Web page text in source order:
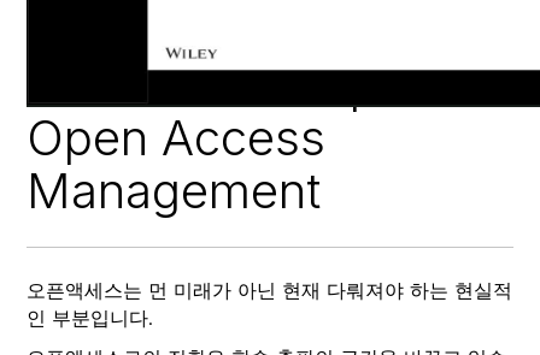
Open Access Trends
and How to Improve
Open Access
Management
오픈액세스는 먼 미래가 아닌 현재 다뤄져야 하는 현실적
인 부분입니다.